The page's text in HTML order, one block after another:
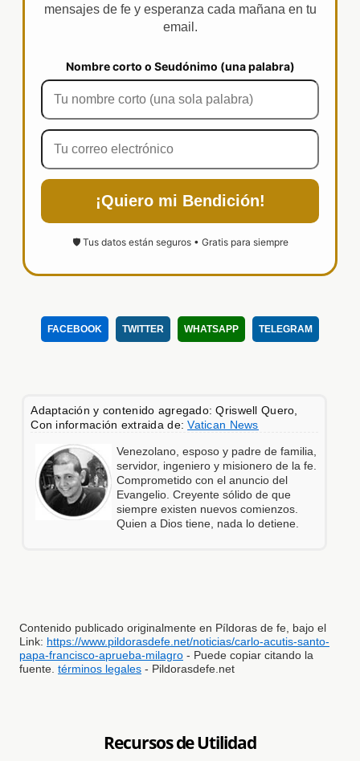
mensajes de fe y esperanza cada mañana en tu
email.
Nombre corto o Seudónimo (una palabra)
¡Quiero mi Bendición!
🛡️ Tus datos están seguros • Gratis para siempre
FACEBOOK TWITTER WHATSAPP TELEGRAM
Adaptación y contenido agregado: Qriswell Quero,
Con información extraida de:Vatican News
Venezolano, esposo y padre de familia,
servidor, ingeniero y misionero de la fe.
Comprometido con el anuncio del
Evangelio. Creyente sólido de que
siempre existen nuevos comienzos.
Quien a Dios tiene, nada lo detiene.
Contenido publicado originalmente en Píldoras de fe, bajo el
Link: https://www.pildorasdefe.net/noticias/carlo-acutis-santo-
papa-francisco-aprueba-milagro - Puede copiar citando la
fuente. términos legales - Pildorasdefe.net
Recursos de Utilidad